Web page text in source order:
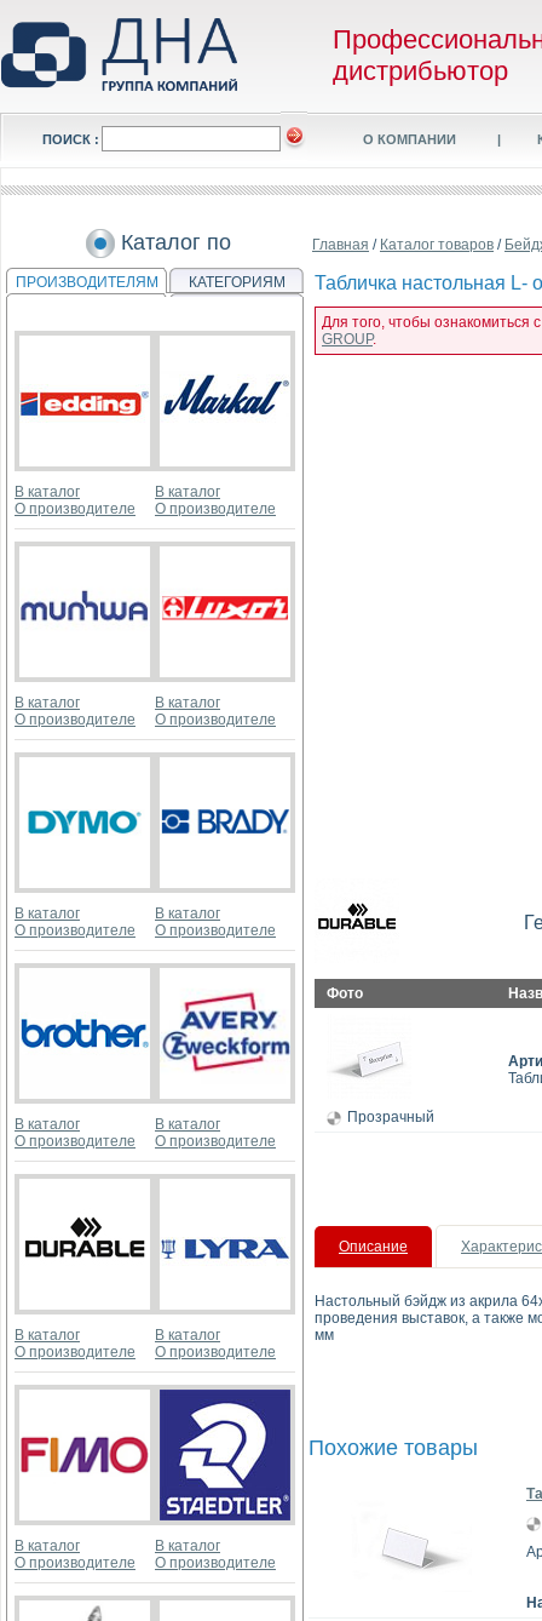
дистрибьютор
ПОИСК : О КОМПАНИИ |
Каталог по
ПРОИЗВОДИТЕЛЯМ КАТЕГОРИЯМ
В каталог
О производителе
В каталог
О производителе
В каталог
О производителе
В каталог
О производителе
В каталог
О производителе
В каталог
О производителе
В каталог
О производителе
В каталог
О производителе
В каталог
О производителе
В каталог
О производителе
В каталог
О производителе
В каталог
О производителе
Главная / Каталог товаров /
Табличка настольная
Для того, чтобы
GROUP.
Фото
Прозрачный
Описание
Настольный бэйдж из акрила
проведения выставок, а также
мм
Похожие товары